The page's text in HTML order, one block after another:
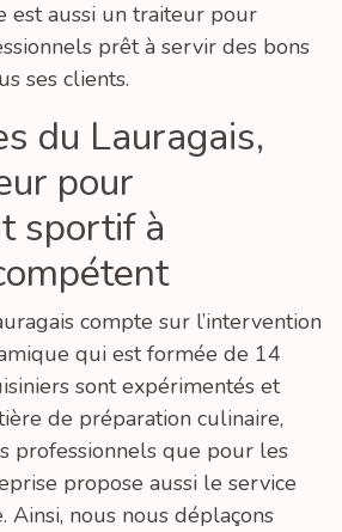
est aussi un traiteur pour
prêt à servir des bons
ses clients.
du Lauragais,
pour
sportif à
compte sur l’intervention
qui est formée de 14
sont expérimentés et
de préparation culinaire,
professionnels que pour les
propose aussi le service
Ainsi, nous nous déplaçons